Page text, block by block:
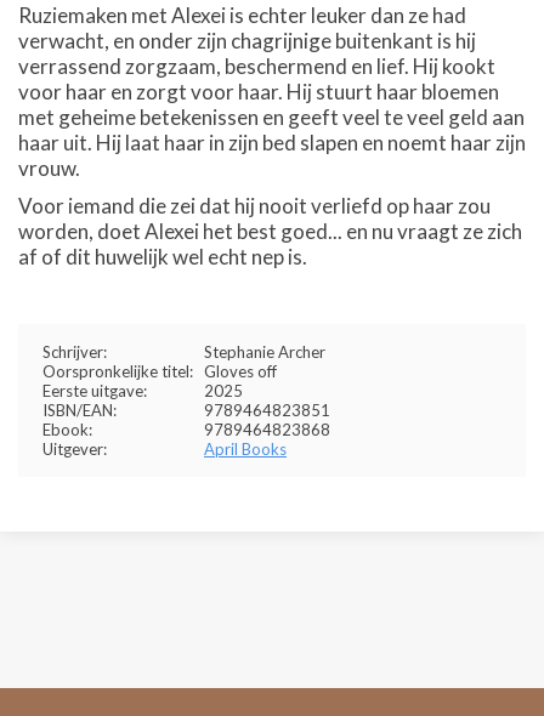
Ruziemaken met Alexei is echter leuker dan ze had
verwacht, en onder zijn chagrijnige buitenkant is hij
verrassend zorgzaam, beschermend en lief. Hij kookt
voor haar en zorgt voor haar. Hij stuurt haar bloemen
met geheime betekenissen en geeft veel te veel geld aan
haar uit. Hij laat haar in zijn bed slapen en noemt haar zijn
vrouw.
Voor iemand die zei dat hij nooit verliefd op haar zou
worden, doet Alexei het best goed... en nu vraagt ze zich
af of dit huwelijk wel echt nep is.
Schrijver:
Stephanie Archer
Oorspronkelijke titel: Gloves off
Eerste uitgave:
2025
ISBN/EAN:
9789464823851
Ebook:
9789464823868
Uitgever:
April Books